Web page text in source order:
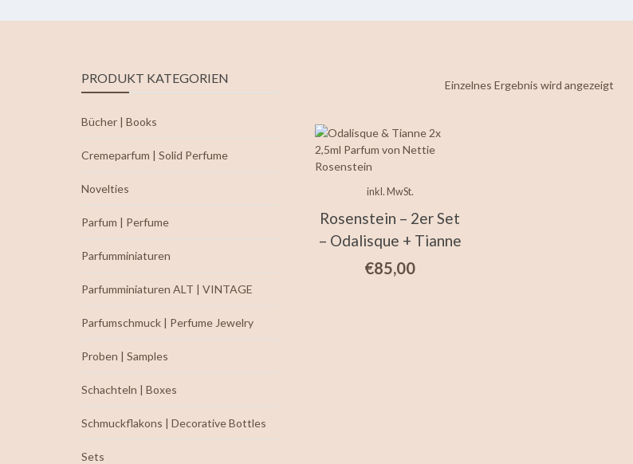
Einzelnes Ergebnis wird angezeigt
inkl. MwSt.
Rosenstein – 2er Set
– Odalisque + Tianne
€85,00
PRODUKT KATEGORIEN
Bücher | Books
Cremeparfum | Solid Perfume
Novelties
Parfum | Perfume
Parfumminiaturen
Parfumminiaturen ALT | VINTAGE
Parfumschmuck | Perfume Jewelry
Proben | Samples
Schachteln | Boxes
Schmuckflakons | Decorative Bottles
Sets